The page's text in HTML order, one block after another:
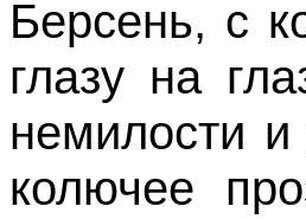
Берсень, с
глазу на
немилости
колючее